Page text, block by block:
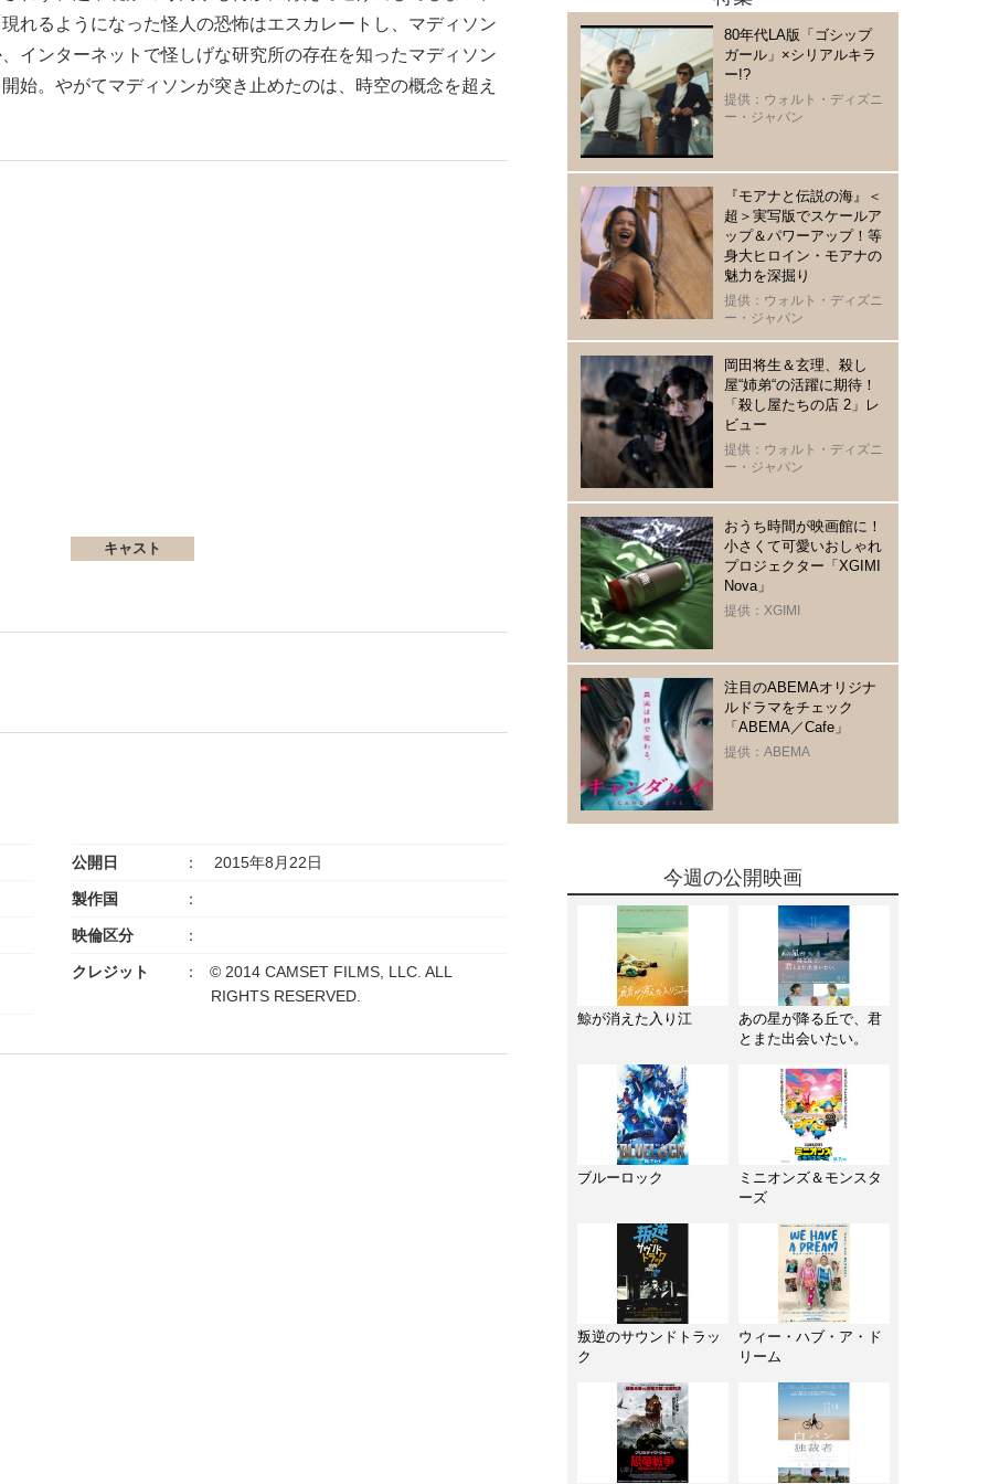
れるようになった怪人の恐怖はエスカレートし、マディソン
インターネットで怪しげな研究所の存在を知ったマディソン
始。やがてマディソンが突き止めたのは、時空の概念を超え
キャスト
公開日 2015年8月22日
製作国
映倫区分
クレジット
© 2014 CAMSET FILMS, LLC. ALL
RIGHTS RESERVED.
80年代LA版「ゴシップ
ガール」×シリアルキラ
ー!?
提供：ウォルト・ディズニ
ー・ジャパン
『モアナと伝説の海』＜
超＞実写版でスケールア
ップ＆パワーアップ！等
身大ヒロイン・モアナの
魅力を深掘り
提供：ウォルト・ディズニ
ー・ジャパン
岡田将生＆玄理、殺し
屋“姉弟“の活躍に期待！
「殺し屋たちの店 2」レ
ビュー
提供：ウォルト・ディズニ
ー・ジャパン
おうち時間が映画館に！
小さくて可愛いおしゃれ
プロジェクター「XGIMI
Nova」
提供：XGIMI
注目のABEMAオリジナ
ルドラマをチェック
「ABEMA／Cafe」
提供：ABEMA
今週の公開映画
鯨が消えた入り江
あの星が降る丘で、君
とまた出会いたい。
ブルーロック
ミニオンズ＆モンスタ
ーズ
叛逆のサウンドトラッ
ク
ウィー・ハブ・ア・ド
リーム